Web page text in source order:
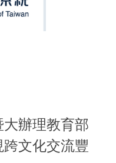
辦理教育部
文化交流豐